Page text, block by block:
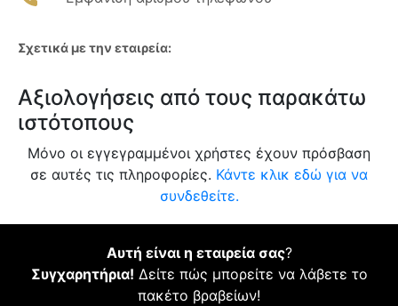
Σχετικά με την εταιρεία:
Αξιολογήσεις από τους παρακάτω
ιστότοπους
Μόνο οι εγγεγραμμένοι χρήστες έχουν πρόσβαση
σε αυτές τις πληροφορίες. Κάντε κλικ εδώ για να
συνδεθείτε.
Αυτή είναι η εταιρεία σας?
Συγχαρητήρια! Δείτε πώς μπορείτε να λάβετε το
πακέτο βραβείων!